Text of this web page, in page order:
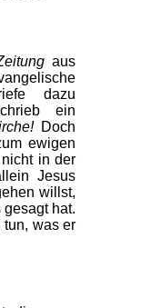
aus
dazu
ein
Doch
ewigen
in der
Jesus
willst,
hat.
tun, was er